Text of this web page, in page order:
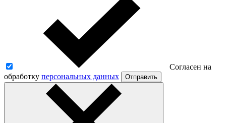
Согласен на
обработку персональных данных Отправить